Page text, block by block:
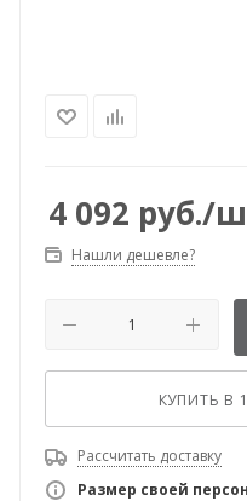
4 092 руб./
Нашли дешевле?
КУПИТЬ В
Рассчитать доставку
Размер своей